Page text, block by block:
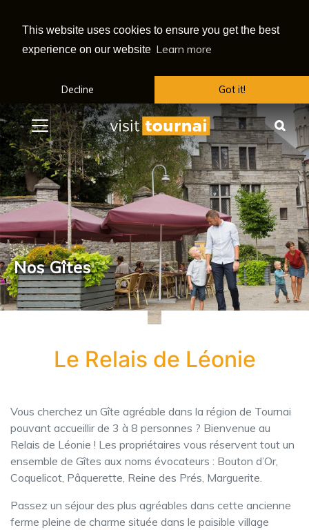
This website uses cookies to ensure you get the best
experience on our website Learn more
Decline Got it!
Nos Gîtes
Menu
Le Relais de Léonie
Vous cherchez un Gîte agréable dans la région de Tournai
pouvant accueillir de 3 à 8 personnes ? Bienvenue au
Relais de Léonie ! Les propriétaires vous réservent tout un
ensemble de Gîtes aux noms évocateurs : Bouton d’Or,
Coquelicot, Pâquerette, Reine des Prés, Marguerite.
Passez un séjour des plus agréables dans cette ancienne
ferme pleine de charme située dans le paisible village